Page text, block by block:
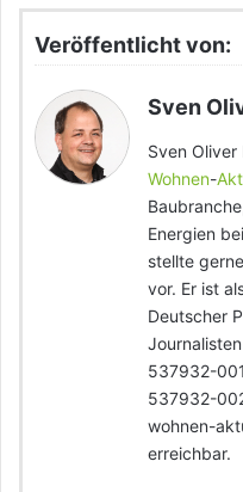
Veröffentlicht von:
Sven
Sven Oliver
Wohnen-
Energien
stellte
vor. Er ist
Deutscher
537932-
537932-
wohnen-
erreichbar.